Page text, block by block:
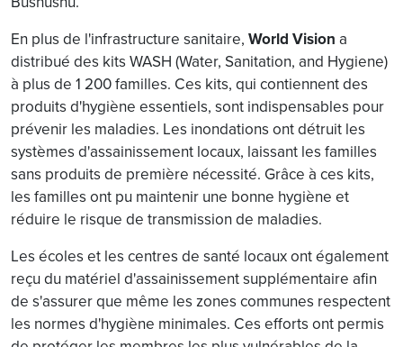
En plus de l'infrastructure sanitaire, World Vision a
distribué des kits WASH (Water, Sanitation, and Hygiene)
à plus de 1 200 familles. Ces kits, qui contiennent des
produits d'hygiène essentiels, sont indispensables pour
prévenir les maladies. Les inondations ont détruit les
systèmes d'assainissement locaux, laissant les familles
sans produits de première nécessité. Grâce à ces kits,
les familles ont pu maintenir une bonne hygiène et
réduire le risque de transmission de maladies.
Les écoles et les centres de santé locaux ont également
reçu du matériel d'assainissement supplémentaire afin
de s'assurer que même les zones communes respectent
les normes d'hygiène minimales. Ces efforts ont permis